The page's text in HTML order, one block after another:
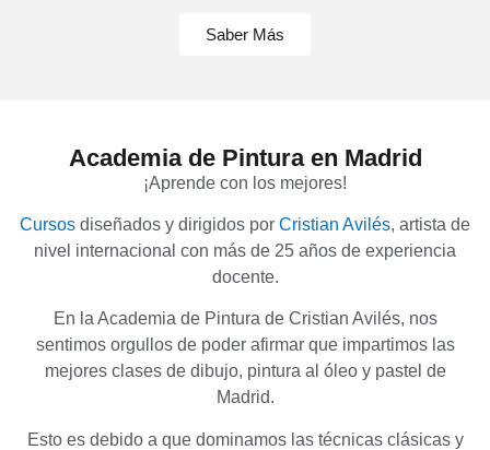
Saber Más
Academia de Pintura en Madrid
¡Aprende con los mejores!
Cursos diseñados y dirigidos por Cristian Avilés, artista de
nivel internacional con más de 25 años de experiencia
docente.
En la Academia de Pintura de Cristian Avilés, nos
sentimos orgullos de poder afirmar que impartimos las
mejores clases de dibujo, pintura al óleo y pastel de
Madrid.
Esto es debido a que dominamos las técnicas clásicas y